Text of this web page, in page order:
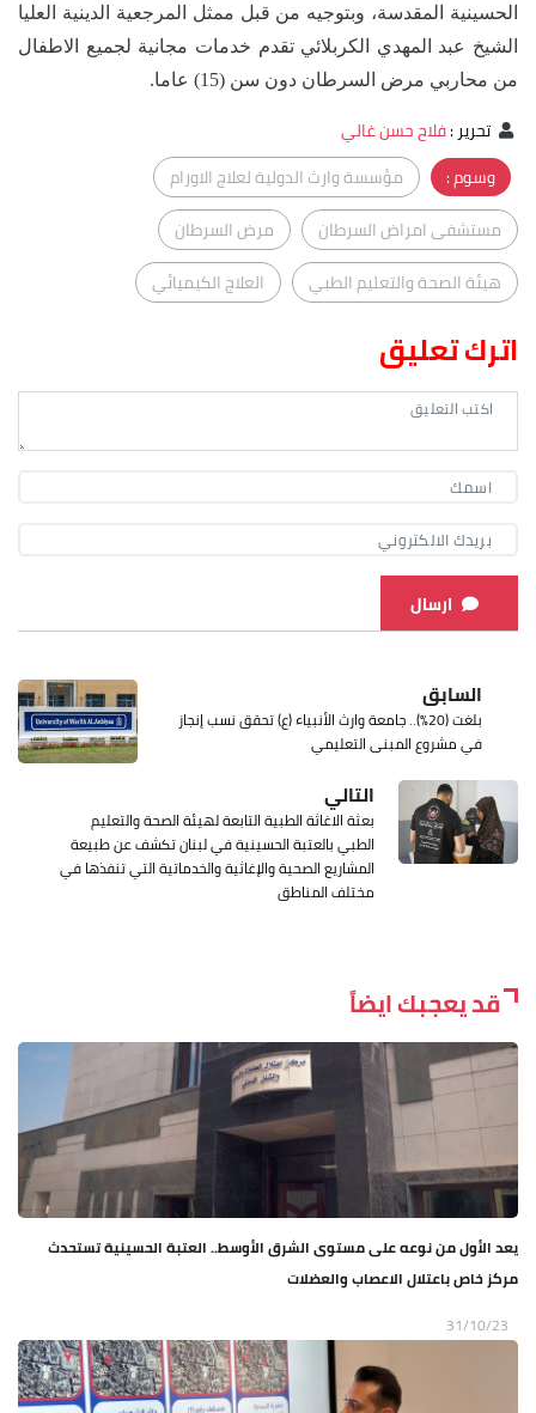
الحسينية المقدسة، وبتوجيه من قبل ممثل المرجعية الدينية العليا
الشيخ عبد المهدي الكربلائي تقدم خدمات مجانية لجميع الاطفال
من محاربي مرض السرطان دون سن (15) عاما.
تحرير:فلاح حسن غالي
وسوم :
مؤسسة وارث الدولية لعلاج الاورام
مستشفى امراض السرطان
مرض السرطان
هيئة الصحة والتعليم الطبي
العلاج الكيميائي
اترك تعليق
ارسال
السابق
بلغت (20%).. جامعة وارث الأنبياء (ع) تحقق نسب إنجاز
في مشروع المبنى التعليمي
التالي
بعثة الاغاثة الطبية التابعة لهيئة الصحة والتعليم
الطبي بالعتبة الحسينية في لبنان تكشف عن طبيعة
المشاريع الصحية والإغاثية والخدماتية التي تنفذها في
مختلف المناطق
قد يعجبك ايضاً
يعد الأول من نوعه على مستوى الشرق الأوسط.. العتبة الحسينية تستحدث
مركز خاص باعتلال الاعصاب والعضلات
31/10/23